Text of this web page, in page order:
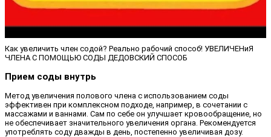
Как увеличить член содой? Реально рабочий способ! УВЕЛИЧЕНиЯ
ЧЛЕНА С ПОМОЩЬЮ СОДЫ ДЕДОВСКИЙ СПОСОБ
Прием соды внутрь
Метод увеличения полового члена с использованием соды
эффективен при комплексном подходе, например, в сочетании с
массажами и ваннами. Сам по себе он улучшает кровообращение, но
не обеспечивает значительного увеличения органа. Рекомендуется
употреблять соду дважды в день, постепенно увеличивая дозу.